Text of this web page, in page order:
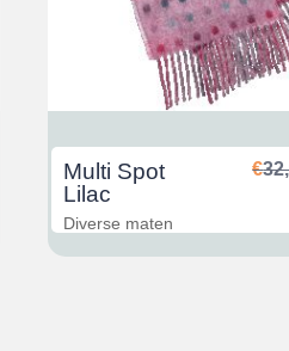
Multi Spot
Lilac
€
Diverse maten